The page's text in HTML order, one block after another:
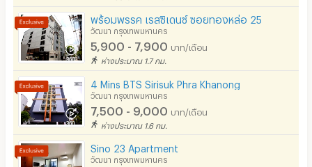
- ที่จอดรถ
- ฟิตเนสและซาวน่า
- ห้องสำหรับเด็ก
- ห้องประชุม
📍 สถานที่ใกล้เคียง
ร้านขายอาหาร
ร้านค้า สะดวกซื้อ
ร้านทำผม-เสริมสวย
สถานี charge รถไฟฟ้า
พร้อมพรรค เรสซิเดนซ์ ซอยทองหล่อ 25
วัฒนา กรุงเทพมหานคร
5,900 - 7,900 บาท/เดือน
ห่างประมาณ 1.7 กม.
4 Mins BTS Sirisuk Phra Khanong
วัฒนา กรุงเทพมหานคร
7,500 - 9,000 บาท/เดือน
ห่างประมาณ 1.6 กม.
Sino 23 Apartment
วัฒนา กรุงเทพมหานคร